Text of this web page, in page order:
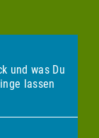
und was Du
lassen